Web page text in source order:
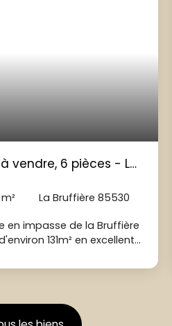
vendre, 6 pièces - La
m² La Bruffière 85530
en impasse de la Bruffière
131m² en excellent
vous n'aurez plus qu'à
et ses prestations de